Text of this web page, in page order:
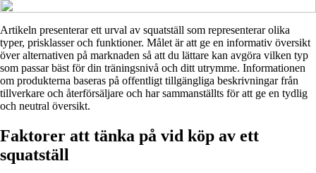
Artikeln presenterar ett urval av squatställ som representerar olika
typer, prisklasser och funktioner. Målet är att ge en informativ översikt
över alternativen på marknaden så att du lättare kan avgöra vilken typ
som passar bäst för din träningsnivå och ditt utrymme. Informationen
om produkterna baseras på offentligt tillgängliga beskrivningar från
tillverkare och återförsäljare och har sammanställts för att ge en tydlig
och neutral översikt.
Faktorer att tänka på vid köp av ett
squatställ